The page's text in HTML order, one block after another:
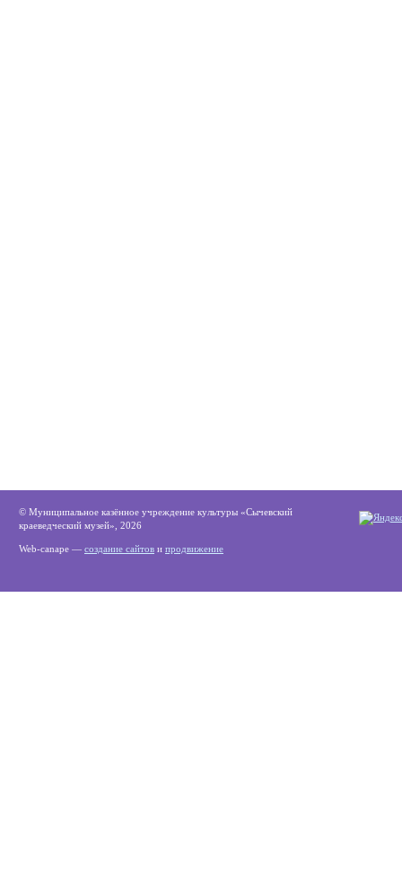
© Муниципальное казённое учреждение культуры «Сычевский
краеведческий музей», 2026
Web-canape — создание сайтов и продвижение